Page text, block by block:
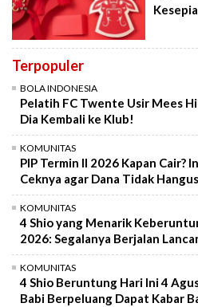
Terpopuler
BOLA INDONESIA
Pelatih FC Twente Usir Mees
Dia Kembali ke Klub!
KOMUNITAS
PIP Termin II 2026 Kapan Cair?
Ceknya agar Dana Tidak
KOMUNITAS
4 Shio yang Menarik
2026: Segalanya Berjalan
KOMUNITAS
4 Shio Beruntung Hari Ini 4
Babi Berpeluang Dapat Kabar